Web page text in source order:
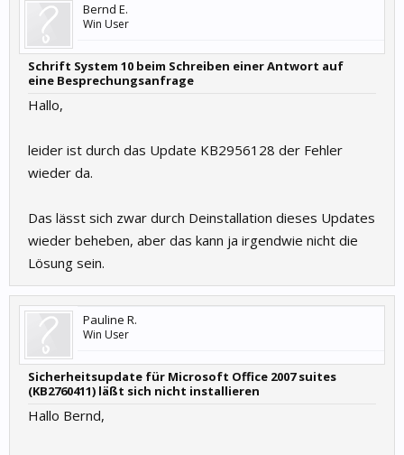
Bernd E.
Win User
Schrift System 10 beim Schreiben einer Antwort auf
eine Besprechungsanfrage
Hallo,
leider ist durch das Update KB2956128 der Fehler
wieder da.
Das lässt sich zwar durch Deinstallation dieses Updates
wieder beheben, aber das kann ja irgendwie nicht die
Lösung sein.
Pauline R.
Win User
Sicherheitsupdate für Microsoft Office 2007 suites
(KB2760411) läßt sich nicht installieren
Hallo Bernd,